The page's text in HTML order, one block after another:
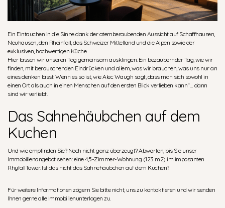
Ein Eintauchen in die Sinne dank der atemberaubenden Aussicht auf Schaffhausen,
Neuhausen, den Rheinfall, das Schweizer Mittelland und die Alpen sowie der
exklusiven, hochwertigen Küche.
Hier lassen wir unseren Tag gemeinsam ausklingen. Ein bezaubernder Tag, wie wir
finden, mit berauschenden Eindrücken und allem, was wir brauchen, was uns nur an
eines denken lässt: Wenn es so ist, wie Alec Waugh sagt, dass man sich sowohl in
einen Ort als auch in einen Menschen auf den ersten Blick verlieben kann“… dann
sind wir verliebt.
Das Sahnehäubchen auf dem
Kuchen
Und wie empfinden Sie? Noch nicht ganz überzeugt? Abwarten, bis Sie unser
Immobilienangebot sehen: eine 4,5-Zimmer-Wohnung (123 m2) im imposanten
RhyfallTower. Ist das nicht das Sahnehäubchen auf dem Kuchen?
Für weitere Informationen zögern Sie bitte nicht, uns zu kontaktieren und wir senden
Ihnen gerne alle Immobilienunterlagen zu.